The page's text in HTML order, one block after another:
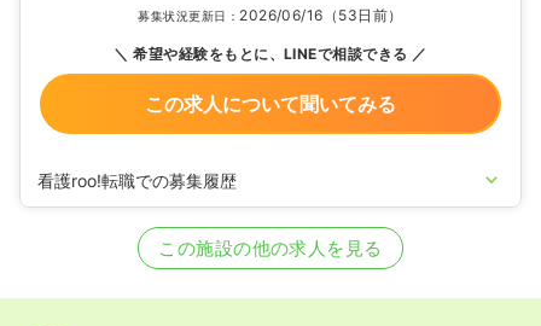
募集状況更新日： 2026/06/16（53日前）
希望や経験をもとに、LINEで相談できる
この求人について聞いてみる
看護roo!転職での募集履歴
この施設の他の求人を見る